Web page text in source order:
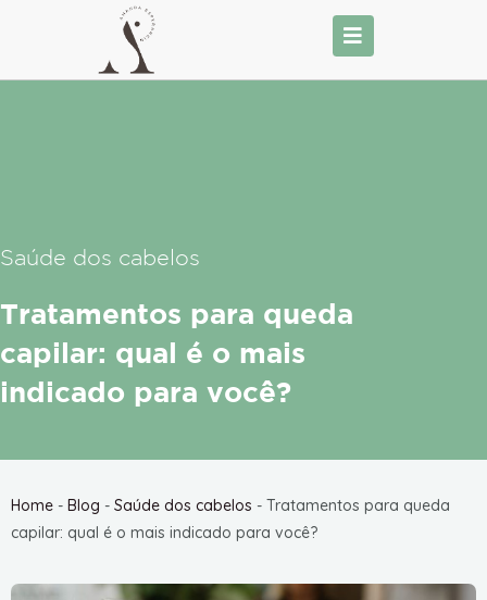
Saúde dos cabelos
Tratamentos para queda
capilar: qual é o mais
indicado para você?
Home - Blog - Saúde dos cabelos - Tratamentos para queda
capilar: qual é o mais indicado para você?